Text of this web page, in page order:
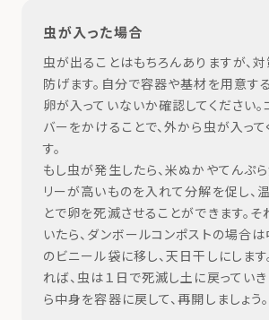
虫が入った場合
虫が出ることはもちろんありますが、
防げます。自分で容器や基材を用意す
卵が入っていないか確認してください。
バーをかけることで、外から虫が入っ
す。
もし虫が発生したら、米ぬかやてんぷ
リーが高いものを入れて分解を促し、
とで卵を死滅させることができます。
いたら、ダンボールコンポストの場合
のビニール袋に移し、天日干しにしま
れば、虫は１日で死滅し土に戻っていき
ら中身を容器に戻して、再開しましょう。